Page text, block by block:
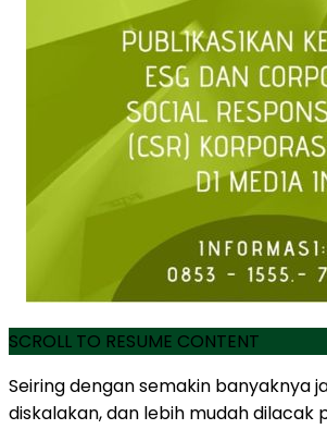
SCROLL TO RESUME CONTENT
Seiring dengan semakin banyaknya
diskalakan, dan lebih mudah